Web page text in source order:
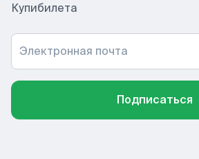
Купибилета
Электронная почта
Подписаться